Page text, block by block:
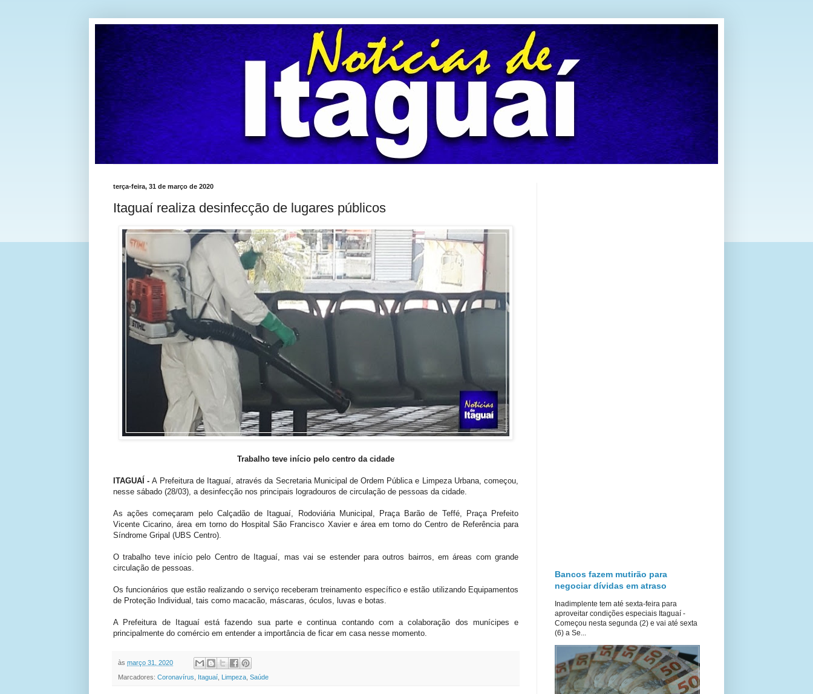
terça-feira, 31 de março de 2020
Itaguaí realiza desinfecção de lugares públicos
Trabalho teve início pelo centro da cidade
ITAGUAÍ -A Prefeitura de Itaguaí, através da Secretaria Municipal de Ordem Pública e Limpeza Urbana, começou,
nesse sábado (28/03), a desinfecção nos principais logradouros de circulação de pessoas da cidade.
As ações começaram pelo Calçadão de Itaguaí, Rodoviária Municipal, Praça Barão de Teffé, Praça Prefeito
Vicente Cicarino, área em torno do Hospital São Francisco Xavier e área em torno do Centro de Referência para
Síndrome Gripal (UBS Centro).
O trabalho teve início pelo Centro de Itaguaí, mas vai se estender para outros bairros, em áreas com grande
circulação de pessoas.
Os funcionários que estão realizando o serviço receberam treinamento específico e estão utilizando Equipamentos
de Proteção Individual, tais como macacão, máscaras, óculos, luvas e botas.
A Prefeitura de Itaguaí está fazendo sua parte e continua contando com a colaboração dos munícipes e
principalmente do comércio em entender a importância de ficar em casa nesse momento.
às março 31, 2020
Marcadores: Coronavírus Itaguaí Limpeza Saúde
Bancos fazem mutirão para
negociar dívidas em atraso
Inadimplente tem até sexta-feira para
aproveitar condições especiais Itaguaí -
Começou nesta segunda (2) e vai até sexta
(6) a Se...